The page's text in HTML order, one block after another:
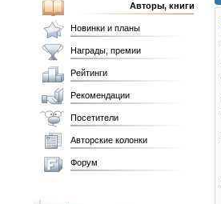
Авторы, книги
Новинки и планы
Награды, премии
Рейтинги
Рекомендации
Посетители
Авторские колонки
Форум